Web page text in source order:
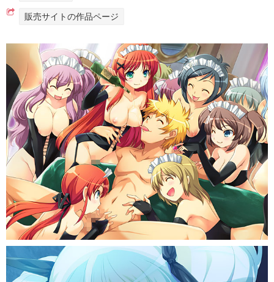
販売サイトの作品ページ